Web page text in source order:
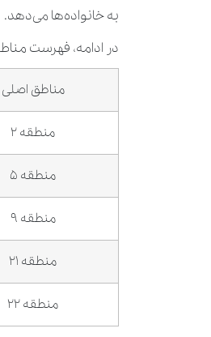
به خانواده‌ها می‌دهد.
در ادامه، فهرست
مناطق اصلی
منطقه 2
منطقه 5
منطقه 9
منطقه 21
منطقه 22